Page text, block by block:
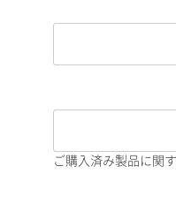
ご購入済み製品に関